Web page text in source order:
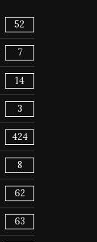
52
7
14
3
424
8
62
63